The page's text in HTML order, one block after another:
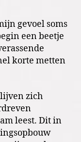
gevoel soms
een beetje
korte metten
zich
leest. Dit in